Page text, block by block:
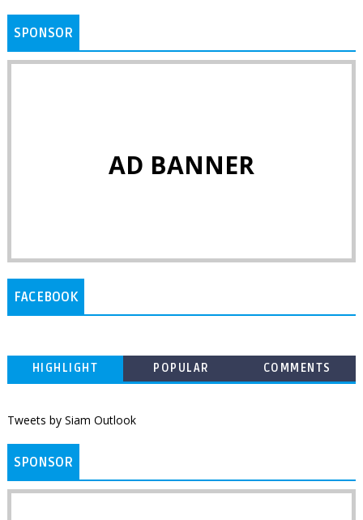
SPONSOR
AD BANNER
FACEBOOK
HIGHLIGHT POPULAR COMMENTS
Tweets by Siam Outlook
SPONSOR